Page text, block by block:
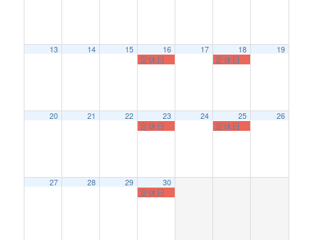
13 14 15 16
定休日
17 18
定休日
19
20 21 22 23
定休日
24 25
定休日
26
27 28 29 30
定休日